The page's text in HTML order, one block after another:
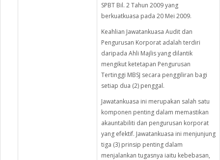
SPBT Bil. 2 Tahun 2009 yang
berkuatkuasa pada 20 Mei 2009.
Keahlian Jawatankuasa Audit dan
Pengurusan Korporat adalah terdiri
daripada Ahli Majlis yang dilantik
mengikut ketetapan Pengurusan
Tertinggi MBSJ secara penggiliran bagi
setiap dua (2) penggal.
Jawatankuasa ini merupakan salah satu
komponen penting dalam memastikan
akauntabiliti dan pengurusan korporat
yang efektif. Jawatankuasa ini menjunjung
tiga (3) prinsip penting dalam
menjalankan tugasnya iaitu kebebasan,